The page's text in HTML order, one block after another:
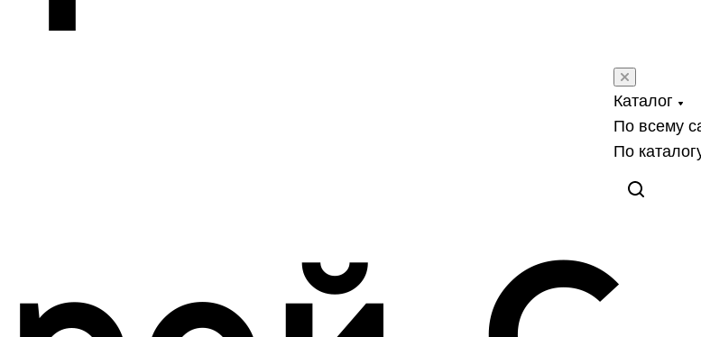
Каталог
По всему
По